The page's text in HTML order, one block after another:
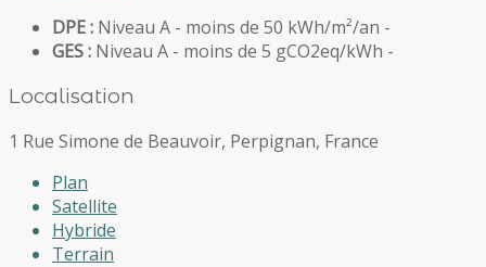
DPE : Niveau A - moins de 50 kWh/m²/an -
GES : Niveau A - moins de 5 gCO2eq/kWh -
Localisation
1 Rue Simone de Beauvoir, Perpignan, France
Plan
Satellite
Hybride
Terrain